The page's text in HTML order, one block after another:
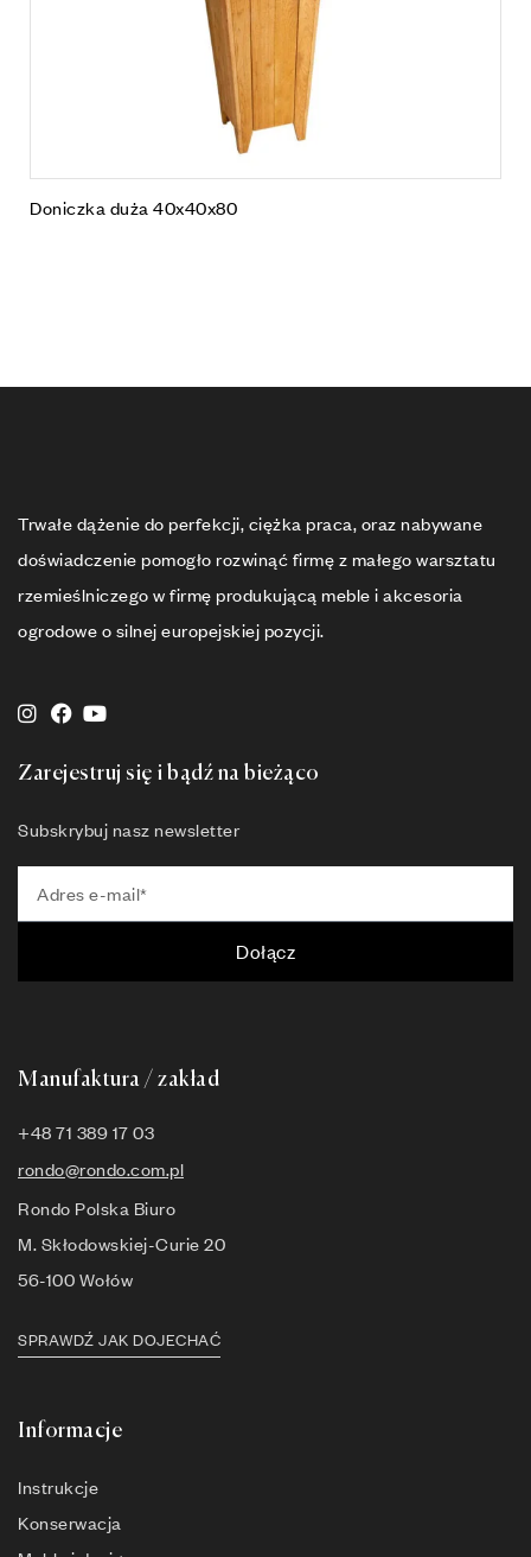
Doniczka duża 40x40x80
Trwałe dążenie do perfekcji, ciężka praca, oraz nabywane
doświadczenie pomogło rozwinąć firmę z małego warsztatu
rzemieślniczego w firmę produkującą meble i akcesoria
ogrodowe o silnej europejskiej pozycji.
Zarejestruj się i bądź na bieżąco
Subskrybuj nasz newsletter
Dołącz
Manufaktura / zakład
+48 71 389 17 03
rondo@rondo.com.pl
Rondo Polska Biuro
M. Skłodowskiej-Curie 20
56-100 Wołów
SPRAWDŹ JAK DOJECHAĆ
Informacje
Instrukcje
Konserwacja